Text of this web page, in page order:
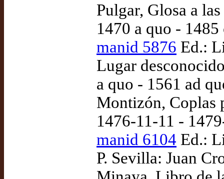
Pulgar, Glosa a
1470 a quo - 1485
manid 5876 Ed.:
Lugar
a quo - 1561 ad
Montizón, Coplas
1476-11-11 -
manid 6104 Ed.:
P. Sevilla: Juan